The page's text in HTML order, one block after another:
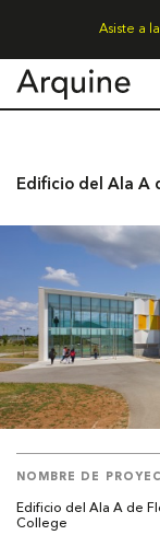
Asiste a
Edificio del Ala A
NOMBRE DE
Edificio del Ala A de
College